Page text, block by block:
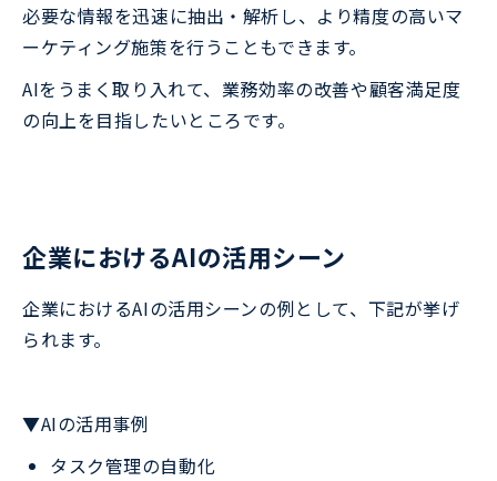
必要な情報を迅速に抽出・解析し、より精度の高いマ
ーケティング施策を行うこともできます。
AIをうまく取り入れて、業務効率の改善や顧客満足度
の向上を目指したいところです。
企業におけるAIの活用シーン
企業におけるAIの活用シーンの例として、下記が挙げ
られます。
▼AIの活用事例
タスク管理の自動化